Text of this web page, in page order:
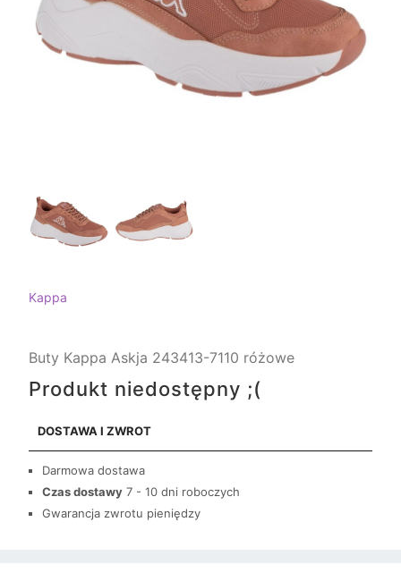
Kappa
Buty Kappa Askja 243413-7110 różowe
Produkt niedostępny ;(
DOSTAWA I ZWROT
Darmowa dostawa
Czas dostawy 7 - 10 dni roboczych
Gwarancja zwrotu pieniędzy